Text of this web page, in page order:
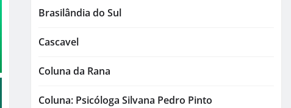
Brasilândia do Sul
Cascavel
Coluna da Rana
Coluna: Psicóloga Silvana Pedro Pinto